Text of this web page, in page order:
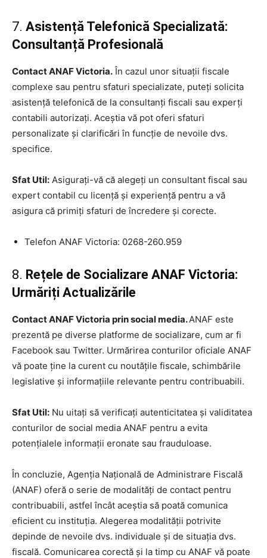
7. Asistență Telefonică Specializată:
Consultanță Profesională
Contact ANAF Victoria. În cazul unor situații fiscale
complexe sau pentru sfaturi specializate, puteți solicita
asistență telefonică de la consultanți fiscali sau experți
contabili autorizați. Aceștia vă pot oferi sfaturi
personalizate și clarificări în funcție de nevoile dvs.
specifice.
Sfat Util: Asigurați-vă că alegeți un consultant fiscal sau
expert contabil cu licență și experiență pentru a vă
asigura că primiți sfaturi de încredere și corecte.
Telefon ANAF Victoria: 0268-260.959
8. Rețele de Socializare ANAF Victoria:
Urmăriți Actualizările
Contact ANAF Victoria prin social media.ANAF este
prezentă pe diverse platforme de socializare, cum ar fi
Facebook sau Twitter. Urmărirea conturilor oficiale ANAF
vă poate ține la curent cu noutățile fiscale, schimbările
legislative și informațiile relevante pentru contribuabili.
Sfat Util: Nu uitați să verificați autenticitatea și validitatea
conturilor de social media ANAF pentru a evita
potențialele informații eronate sau frauduloase.
În concluzie, Agenția Națională de Administrare Fiscală
(ANAF) oferă o serie de modalități de contact pentru
contribuabili, astfel încât aceștia să poată comunica
eficient cu instituția. Alegerea modalității potrivite
depinde de nevoile dvs. individuale și de situația dvs.
fiscală. Comunicarea corectă și la timp cu ANAF vă poate